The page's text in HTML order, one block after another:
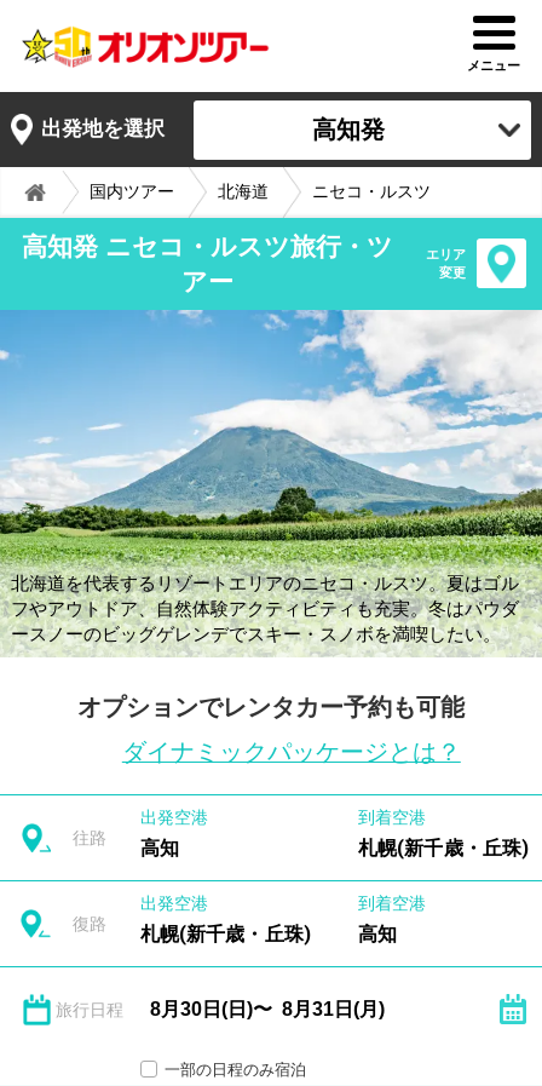
メニュー
出発地を選択 高知発
国内ツアー 北海道 ニセコ・ルスツ
高知発 ニセコ・ルスツ旅行・ツ
アー
エリア
変更
北海道を代表するリゾートエリアのニセコ・ルスツ。夏はゴル
フやアウトドア、自然体験アクティビティも充実。冬はパウダ
ースノーのビッグゲレンデでスキー・スノボを満喫したい。
オプションでレンタカー予約も可能
ダイナミックパッケージとは？
往路
出発空港
高知
到着空港
札幌(新千歳・丘珠)
復路
出発空港
札幌(新千歳・丘珠)
到着空港
高知
旅行日程
一部の日程のみ宿泊